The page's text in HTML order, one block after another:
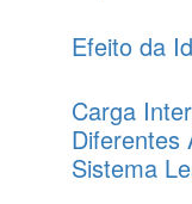
Efeito da
Carga
Diferentes
Sistema